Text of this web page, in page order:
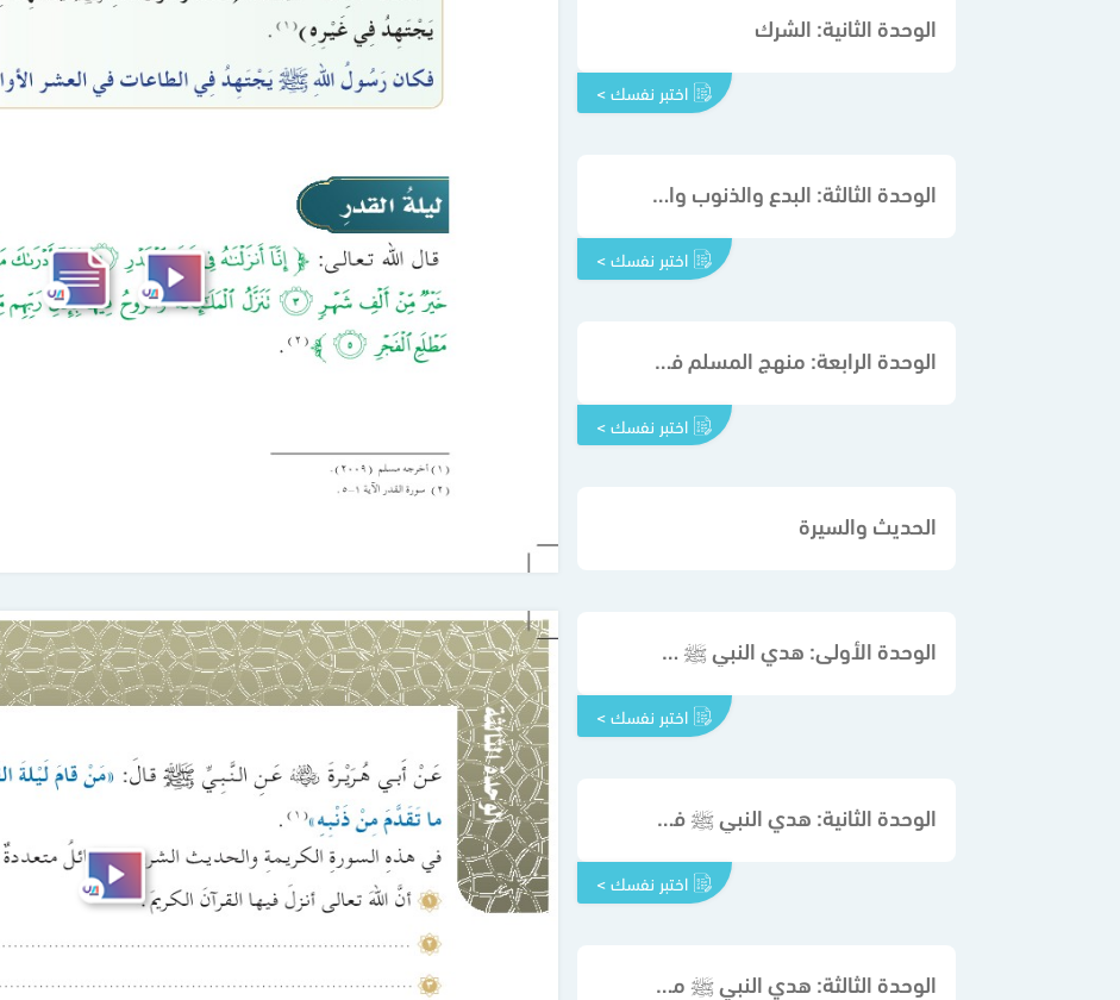
الوحدة الثانية: الشرك
اختبر نفسك >
الوحدة الثالثة: البدع والذنوب والمعاصي
اختبر نفسك >
الوحدة الرابعة: منهج المسلم في الاعتقاد
اختبر نفسك >
الحديث والسيرة
الوحدة الأولى: هدي النبي ﷺ في معاملة الصغار والأقارب والأصحاب والجيران
اختبر نفسك >
الوحدة الثانية: هدي النبي ﷺ في معاملة القائمين على قضاء حوائجه والعمال والضيوف
اختبر نفسك >
الوحدة الثالثة: هدي النبي ﷺ مع غير المسلمين